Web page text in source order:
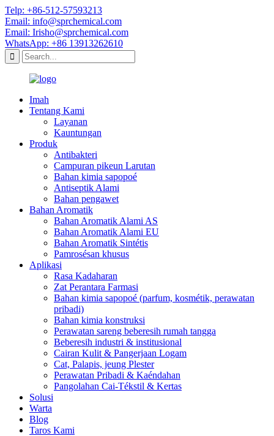
Telp: +86-512-57593213
Email: info@sprchemical.com
Email: Irisho@sprchemical.com
WhatsApp: +86 13913262610
Imah
Tentang Kami
Layanan
Kauntungan
Produk
Antibakteri
Campuran pikeun Larutan
Bahan kimia sapopoé
Antiseptik Alami
Bahan pengawet
Bahan Aromatik
Bahan Aromatik Alami AS
Bahan Aromatik Alami EU
Bahan Aromatik Sintétis
Pamrosésan khusus
Aplikasi
Rasa Kadaharan
Zat Perantara Farmasi
Bahan kimia sapopoé (parfum, kosmétik, perawatan
pribadi)
Bahan kimia konstruksi
Perawatan sareng beberesih rumah tangga
Beberesih industri & institusional
Cairan Kulit & Pangerjaan Logam
Cat, Palapis, jeung Plester
Perawatan Pribadi & Kaéndahan
Pangolahan Cai-Tékstil & Kertas
Solusi
Warta
Blog
Taros Kami